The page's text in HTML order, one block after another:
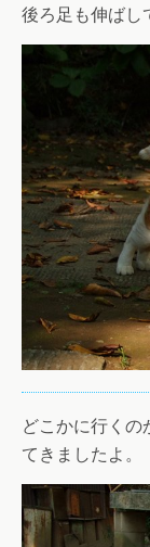
後ろ足も伸ば
どこかに行く
てきましたよ。